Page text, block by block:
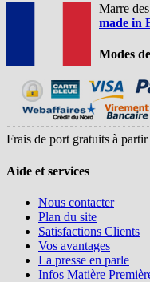
Marre
made in
Modes
Frais de port gratuits à partir
Aide et services
Nous contacter
Plan du site
Satisfactions Clients
Vos avantages
La presse en parle
Infos Matière